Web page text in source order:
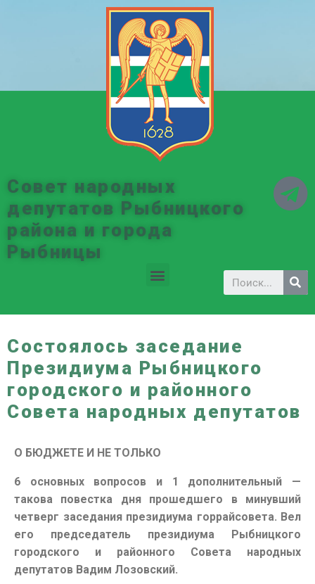
Совет народных
депутатов Рыбницкого
района и города
Рыбницы
Состоялось заседание
Президиума Рыбницкого
городского и районного
Совета народных депутатов
О БЮДЖЕТЕ И НЕ ТОЛЬКО
6 основных вопросов и 1 дополнительный —
такова повестка дня прошедшего в минувший
четверг заседания президиума горрайсовета. Вел
его председатель президиума Рыбницкого
городского и районного Совета народных
депутатов Вадим Лозовский.